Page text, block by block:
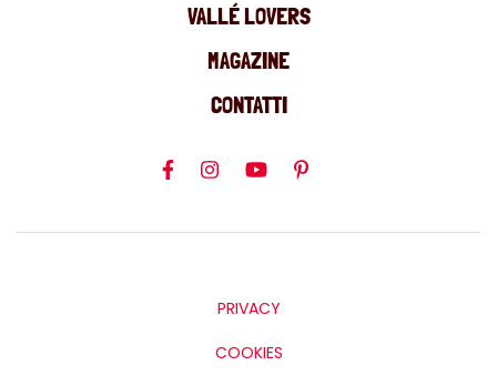
VALLÉ LOVERS
MAGAZINE
CONTATTI
PRIVACY
COOKIES